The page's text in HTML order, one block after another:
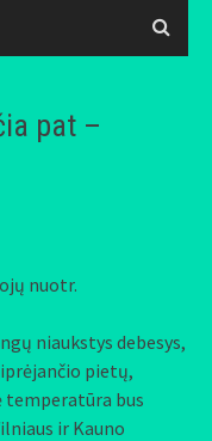
pat –
nuotr.
niaukstys debesys,
pietų,
bus
ir Kauno